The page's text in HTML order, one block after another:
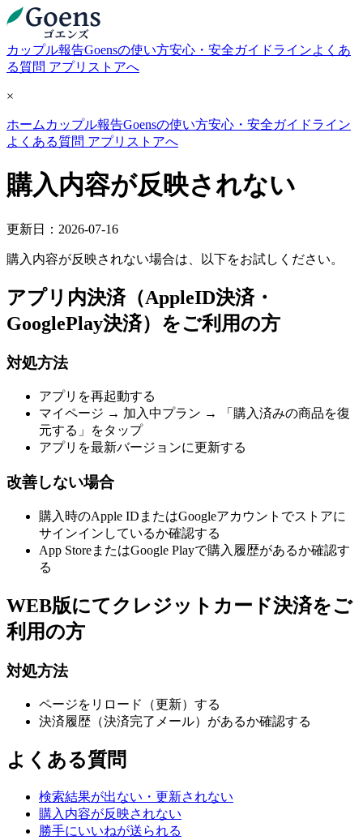
カップル報告Goensの使い方安心・安全ガイドラインよくあ
る質問 アプリストアへ
×
ホーム カップル報告Goensの使い方安心・安全ガイドライン
よくある質問 アプリストアへ
購入内容が反映されない
更新日：2026-07-16
購入内容が反映されない場合は、以下をお試しください。
アプリ内決済（AppleID決済・
GooglePlay決済）をご利用の方
対処方法
アプリを再起動する
マイページ → 加入中プラン → 「購入済みの商品を復
元する」をタップ
アプリを最新バージョンに更新する
改善しない場合
購入時のApple IDまたはGoogleアカウントでストアに
サインインしているか確認する
App StoreまたはGoogle Playで購入履歴があるか確認す
る
WEB版にてクレジットカード決済をご
利用の方
対処方法
ページをリロード（更新）する
決済履歴（決済完了メール）があるか確認する
よくある質問
検索結果が出ない・更新されない
購入内容が反映されない
勝手にいいねが送られる